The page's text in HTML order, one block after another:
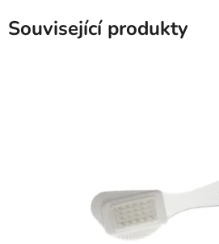
Související produkty